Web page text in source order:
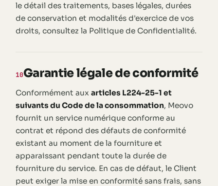
le détail des traitements, bases légales, durées
de conservation et modalités d'exercice de vos
droits, consultez la Politique de Confidentialité.
10Garantie légale de conformité
Conformément aux articles L224-25-1 et
suivants du Code de la consommation, Meovo
fournit un service numérique conforme au
contrat et répond des défauts de conformité
existant au moment de la fourniture et
apparaissant pendant toute la durée de
fourniture du service. En cas de défaut, le Client
peut exiger la mise en conformité sans frais, sans